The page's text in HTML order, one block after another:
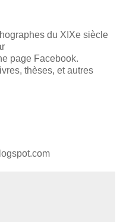
du XIXe siècle
page Facebook.
thèses, et autres